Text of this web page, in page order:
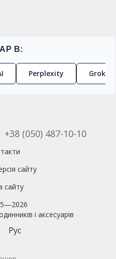
В:
Perplexity Grok
+38 (050) 487-10-10
сайту
сайту
і аксесуарів
Рус